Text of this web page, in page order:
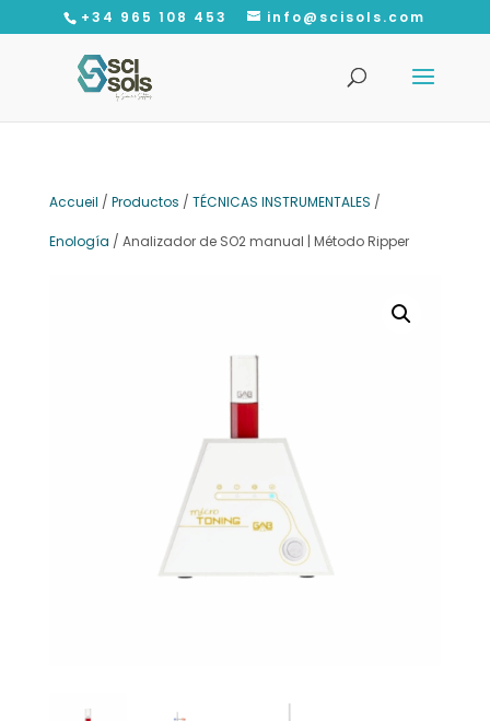
+34 965 108 453 info@scisols.com
Recherche
de
produits
Accueil / Productos / TÉCNICAS INSTRUMENTALES /
Enología / Analizador de SO2 manual | Método Ripper